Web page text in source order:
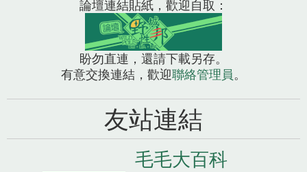
論壇連結貼紙，歡迎自取：
盼勿直連，還請下載另存。
有意交換連結，歡迎聯絡管理員。
友站連結
毛毛大百科